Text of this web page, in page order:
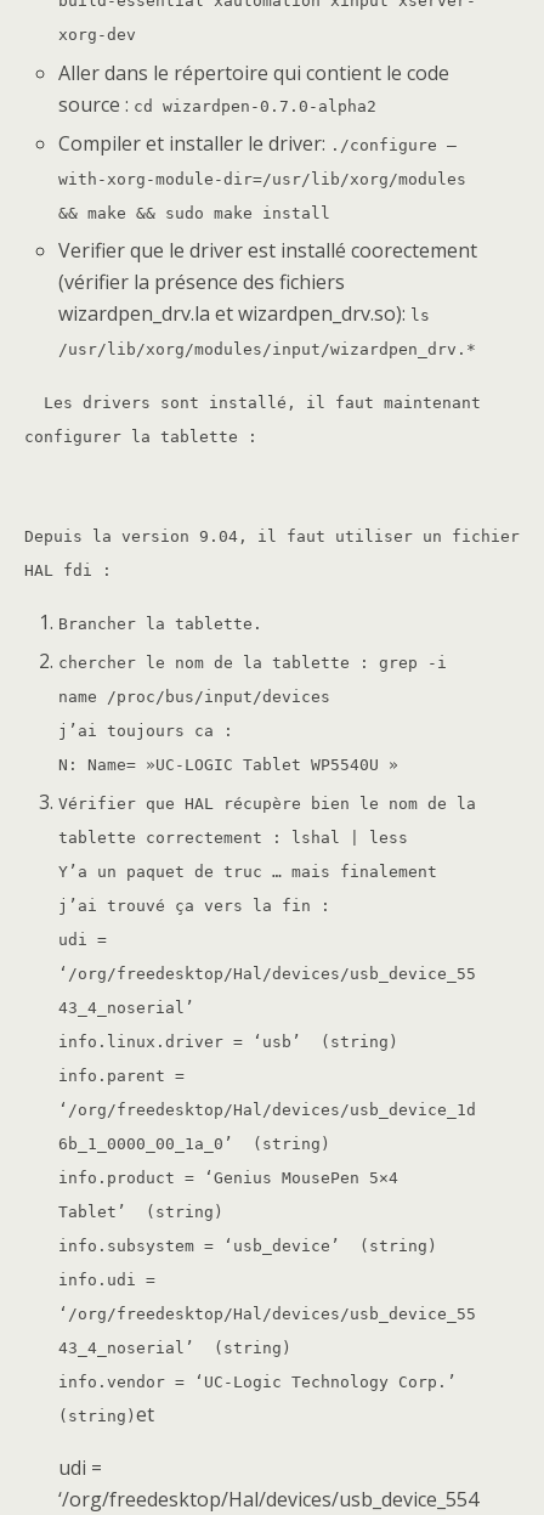
xorg-dev
Aller dans le répertoire qui contient le code
source : cd wizardpen-0.7.0-alpha2
Compiler et installer le driver: ./configure –
with-xorg-module-dir=/usr/lib/xorg/modules
&& make && sudo make install
Verifier que le driver est installé coorectement
(vérifier la présence des fichiers
wizardpen_drv.la et wizardpen_drv.so): ls
/usr/lib/xorg/modules/input/wizardpen_drv.*
Les drivers sont installé, il faut maintenant
configurer la tablette :
Depuis la version 9.04, il faut utiliser un fichier
HAL fdi :
Brancher la tablette.
chercher le nom de la tablette : grep -i
name /proc/bus/input/devices
j’ai toujours ca :
N: Name= »UC-LOGIC Tablet WP5540U »
Vérifier que HAL récupère bien le nom de la
tablette correctement : lshal | less
Y’a un paquet de truc … mais finalement
j’ai trouvé ça vers la fin :
udi =
‘/org/freedesktop/Hal/devices/usb_device_55
43_4_noserial’
info.linux.driver = ‘usb’ (string)
info.parent =
‘/org/freedesktop/Hal/devices/usb_device_1d
6b_1_0000_00_1a_0’ (string)
info.product = ‘Genius MousePen 5×4
Tablet’ (string)
info.subsystem = ‘usb_device’ (string)
info.udi =
‘/org/freedesktop/Hal/devices/usb_device_55
43_4_noserial’ (string)
info.vendor = ‘UC-Logic Technology Corp.’
(string)et
udi =
‘/org/freedesktop/Hal/devices/usb_device_554